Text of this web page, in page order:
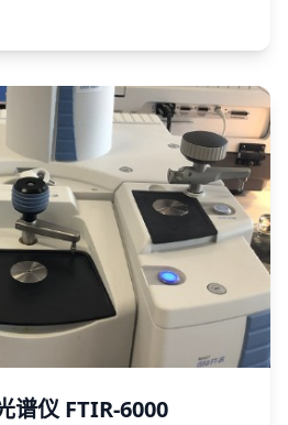
谱仪 FTIR-6000